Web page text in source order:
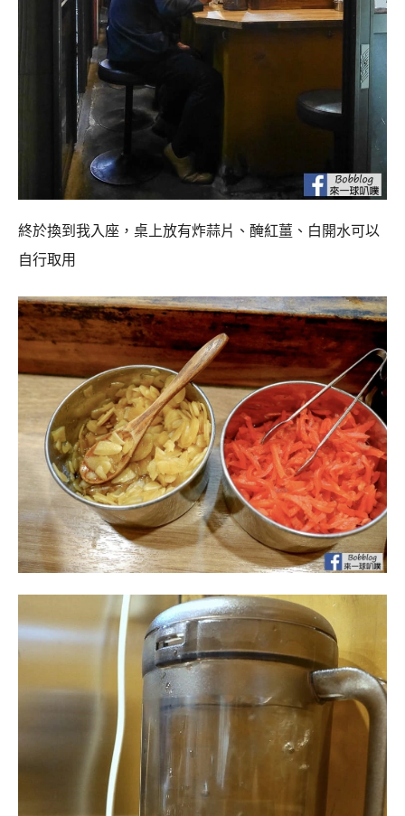
終於換到我入座，桌上放有炸蒜片、醃紅薑、白開水可以
自行取用